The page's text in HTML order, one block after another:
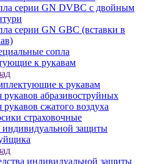
серии GN DVBC с двойным
серии GN GBC (вставки в
сопла
к рукавам
к рукавам
рукавов абразивоструйных
рукавов сжатого воздуха
страховочные
индивидуальной защиты
индивидуальной защиты